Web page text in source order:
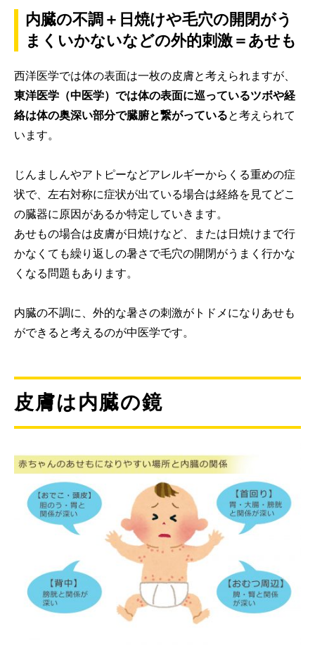
内臓の不調＋日焼けや毛穴の開閉がう
まくいかないなどの外的刺激＝あせも
西洋医学では体の表面は一枚の皮膚と考えられますが、
東洋医学（中医学）では体の表面に巡っているツボや経
絡は体の奥深い部分で臓腑と繋がっていると考えられて
います。
じんましんやアトピーなどアレルギーからくる重めの症
状で、左右対称に症状が出ている場合は経絡を見てどこ
の臓器に原因があるか特定していきます。
あせもの場合は皮膚が日焼けなど、または日焼けまで行
かなくても繰り返しの暑さで毛穴の開閉がうまく行かな
くなる問題もあります。
内臓の不調に、外的な暑さの刺激がトドメになりあせも
ができると考えるのが中医学です。
皮膚は内臓の鏡